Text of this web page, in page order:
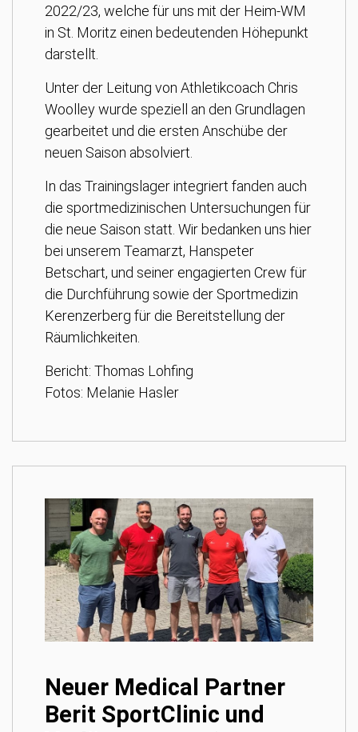
2022/23, welche für uns mit der Heim-WM
in St. Moritz einen bedeutenden Höhepunkt
darstellt.
Unter der Leitung von Athletikcoach Chris
Woolley wurde speziell an den Grundlagen
gearbeitet und die ersten Anschübe der
neuen Saison absolviert.
In das Trainingslager integriert fanden auch
die sportmedizinischen Untersuchungen für
die neue Saison statt. Wir bedanken uns hier
bei unserem Teamarzt, Hanspeter
Betschart, und seiner engagierten Crew für
die Durchführung sowie der Sportmedizin
Kerenzerberg für die Bereitstellung der
Räumlichkeiten.
Bericht: Thomas Lohfing
Fotos: Melanie Hasler
Neuer Medical Partner
Berit SportClinic und